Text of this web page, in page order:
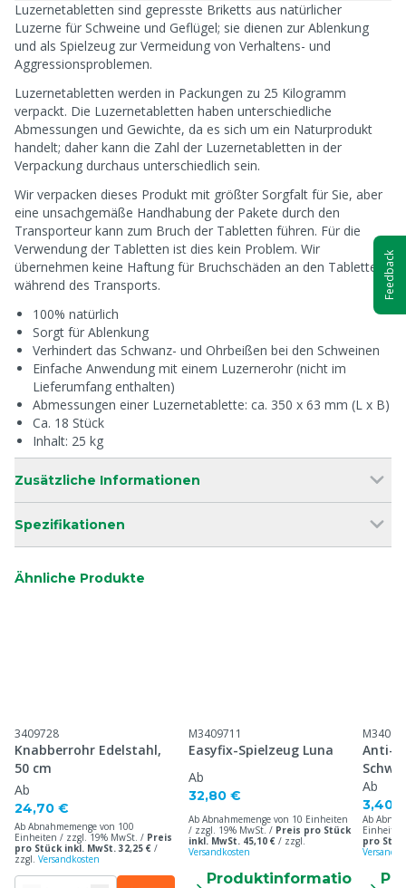
Luzernetabletten sind gepresste Briketts aus natürlicher
Luzerne für Schweine und Geflügel; sie dienen zur Ablenkung
und als Spielzeug zur Vermeidung von Verhaltens- und
Aggressionsproblemen.
Luzernetabletten werden in Packungen zu 25 Kilogramm
verpackt. Die Luzernetabletten haben unterschiedliche
Abmessungen und Gewichte, da es sich um ein Naturprodukt
handelt; daher kann die Zahl der Luzernetabletten in der
Verpackung durchaus unterschiedlich sein.
Wir verpacken dieses Produkt mit größter Sorgfalt für Sie, aber
eine unsachgemäße Handhabung der Pakete durch den
Transporteur kann zum Bruch der Tabletten führen. Für die
Verwendung der Tabletten ist dies kein Problem. Wir
übernehmen keine Haftung für Bruchschäden an den Tabletten
während des Transports.
100% natürlich
Sorgt für Ablenkung
Verhindert das Schwanz- und Ohrbeißen bei den Schweinen
Einfache Anwendung mit einem Luzernerohr (nicht im
Lieferumfang enthalten)
Abmessungen einer Luzernetablette: ca. 350 x 63 mm (L x B)
Ca. 18 Stück
Inhalt: 25 kg
Zusätzliche Informationen
Spezifikationen
Ähnliche Produkte
3409728
Knabberrohr Edelstahl,
50 cm
Ab
24,70 €
Ab Abnahmemenge von 100
Einheiten / zzgl. 19% MwSt. / Preis
pro Stück inkl. MwSt. 32,25 € /
zzgl. Versandkosten
M3409711
Easyfix-Spielzeug Luna
Ab
32,80 €
Ab Abnahmemenge von 10 Einheiten
/ zzgl. 19% MwSt. / Preis pro Stück
inkl. MwSt. 45,10 € / zzgl.
Versandkosten
Produktinformatio
Anti-
Ab
3,40
Ab
pro
Feedback